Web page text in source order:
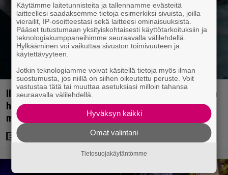
Illalla tv:ssä: Perinteinen dekkari Agatha Christien
hengessä – vuoden 2023 leffa tarjoaa
murhamysteerin
Käytämme laitetunnisteita ja tallennamme evästeitä
laitteellesi saadaksemme tietoja esimerkiksi sivuista, joilla
vierailit, IP-osoitteestasi sekä laitteesi ominaisuuksista.
Pääset tutustumaan yksityiskohtaisesti käyttötarkoituksiin ja
teknologiakumppaneihimme seuraavalla välilehdellä.
Hylkääminen voi vaikuttaa sivuston toimivuuteen ja
käytettävyyteen.
Jotkin teknologiamme voivat käsitellä tietoja myös ilman
suostumusta, jos niillä on siihen oikeutettu peruste. Voit
vastustaa tätä tai muuttaa asetuksiasi milloin tahansa
seuraavalla välilehdellä.
Hyväksyn kaikki
Omat valintani
Tietosuojakäytäntömme